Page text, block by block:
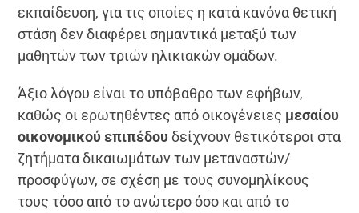
εκπαίδευση, για τις οποίες η κατά κανόνα θετική
στάση δεν διαφέρει σημαντικά μεταξύ των
μαθητών των τριών ηλικιακών ομάδων.
Άξιο λόγου είναι το υπόβαθρο των εφήβων,
καθώς οι ερωτηθέντες από οικογένειες μεσαίου
οικονομικού επιπέδου δείχνουν θετικότεροι στα
ζητήματα δικαιωμάτων των μεταναστών/
προσφύγων, σε σχέση με τους συνομηλίκους
τους τόσο από το ανώτερο όσο και από το